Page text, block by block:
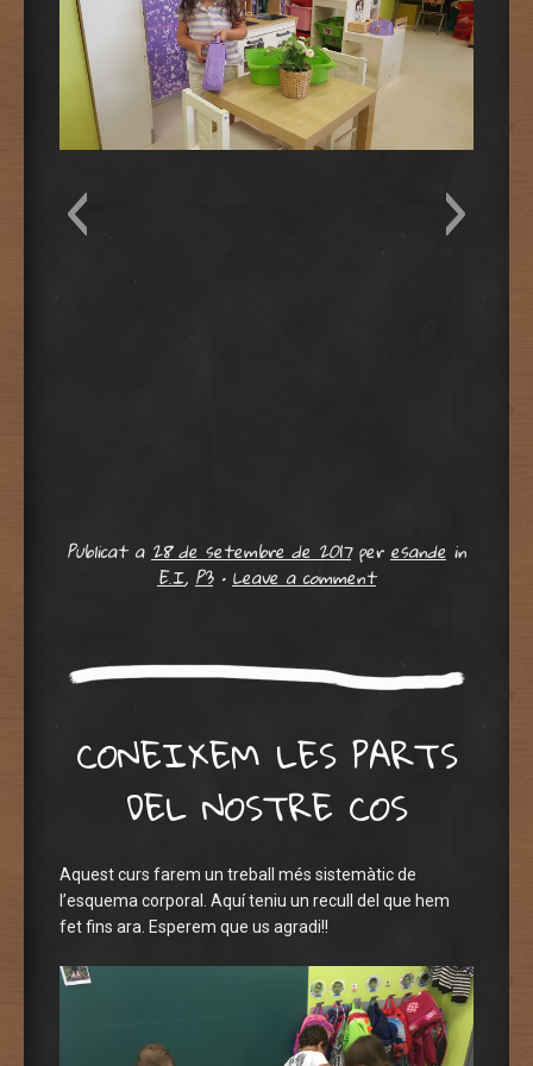
IM
Publicat a28 de setembre de 2017peresande in
E.I, P3 •Leave a comment
CONEIXEM LES PARTS
DEL NOSTRE COS
Aquest curs farem un treball més sistemàtic de
l’esquema corporal. Aquí teniu un recull del que hem
fet fins ara. Esperem que us agradi!!